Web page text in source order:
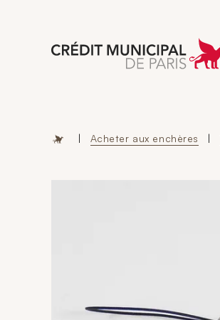
| Acheter aux enchères |